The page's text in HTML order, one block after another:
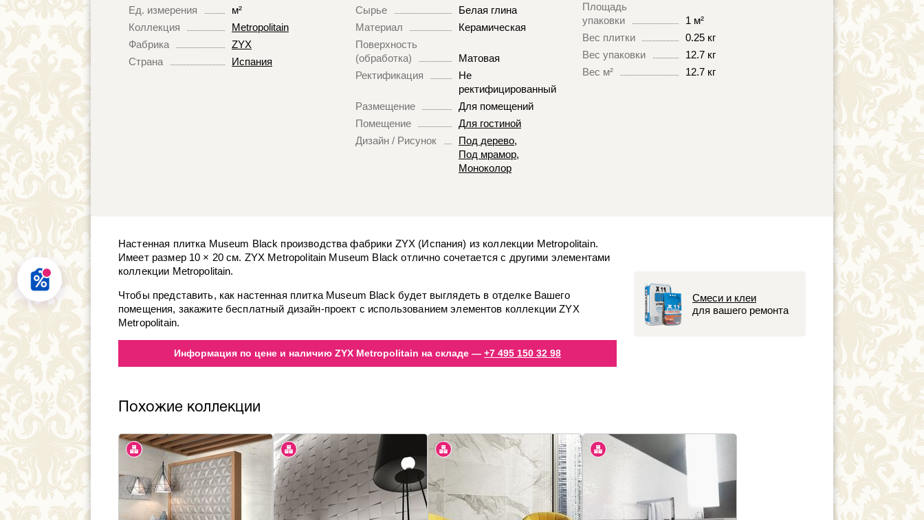
Ед. измерения
м²
Коллекция
Metropolitain
Фабрика
ZYX
Страна
Испания
Сырье
Белая глина
Материал
Керамическая
Поверхность
(обработка)
Матовая
Ректификация
Не
ректифицированный
Размещение
Для помещений
Помещение
Для гостиной
Дизайн / Рисунок
Под дерево,
Под мрамор,
Моноколор
Площадь
упаковки
1 м²
Вес плитки
0.25 кг
Вес упаковки
12.7 кг
Вес м²
12.7 кг
Смеси и клеи
для вашего ремонта
Настенная плитка Museum Black производства фабрики ZYX (Испания) из коллекции Metropolitain.
Имеет размер 10 × 20 см. ZYX Metropolitain Museum Black отлично сочетается с другими элементами
коллекции Metropolitain.
Чтобы представить, как настенная плитка Museum Black будет выглядеть в отделке Вашего
помещения, закажите бесплатный дизайн-проект с использованием элементов коллекции ZYX
Metropolitain.
Информация по цене и наличию ZYX Metropolitain на складе — +7 495 150 32 98
Похожие коллекции